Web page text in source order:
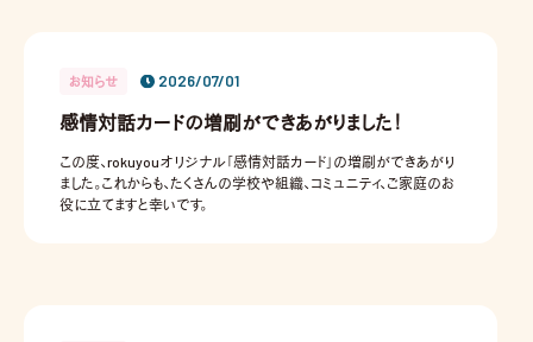
お知らせ 2026/07/01
感情対話カードの増刷ができあがりました！
この度、rokuyouオリジナル「感情対話カード」の増刷ができあがり
ました。これからも、たくさんの学校や組織、コミュニティ、ご家庭のお
役に立てますと幸いです。